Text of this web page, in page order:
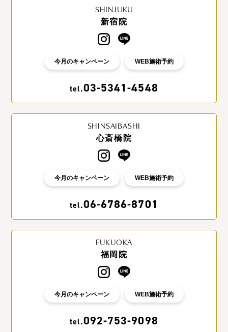
SHINJUKU
新宿院
今月のキャンペーン WEB施術予約
tel.03-5341-4548
SHINSAIBASHI
心斎橋院
今月のキャンペーン WEB施術予約
tel.06-6786-8701
FUKUOKA
福岡院
今月のキャンペーン WEB施術予約
tel.092-753-9098